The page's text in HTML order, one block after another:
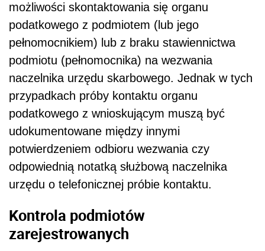
możliwości skontaktowania się organu
podatkowego z podmiotem (lub jego
pełnomocnikiem) lub z braku stawiennictwa
podmiotu (pełnomocnika) na wezwania
naczelnika urzędu skarbowego. Jednak w tych
przypadkach próby kontaktu organu
podatkowego z wnioskującym muszą być
udokumentowane między innymi
potwierdzeniem odbioru wezwania czy
odpowiednią notatką służbową naczelnika
urzędu o telefonicznej próbie kontaktu.
Kontrola podmiotów
zarejestrowanych